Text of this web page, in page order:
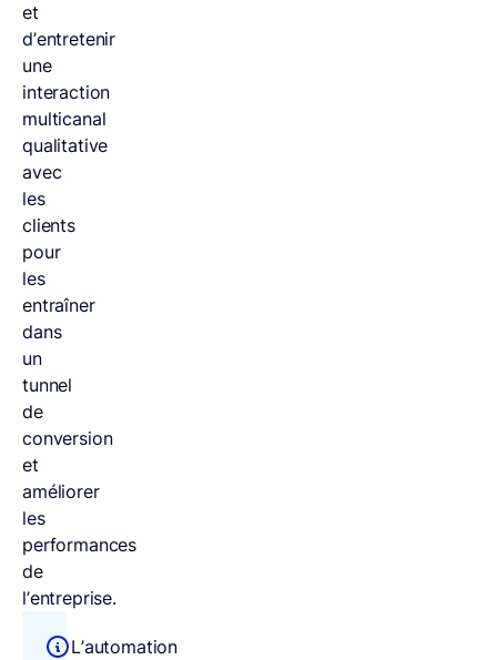
et
d’entretenir
une
interaction
multicanal
qualitative
avec
les
clients
pour
les
entraîner
dans
un
tunnel
de
conversion
et
améliorer
les
performances
de
l’entreprise.
L’automation